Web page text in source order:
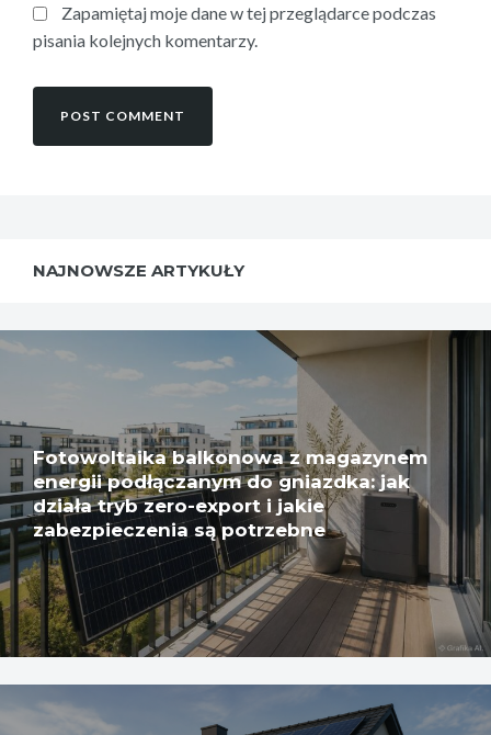
Zapamiętaj moje dane w tej przeglądarce podczas
pisania kolejnych komentarzy.
NAJNOWSZE ARTYKUŁY
Fotowoltaika balkonowa z magazynem
energii podłączanym do gniazdka: jak
działa tryb zero-export i jakie
zabezpieczenia są potrzebne